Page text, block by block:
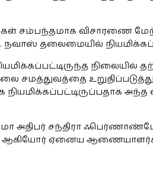
சம்பந்தமாக விசாரணை
நவாஸ் தலைமையில்
நிலையில்
சமத்துவத்தை
அந்த
அதிபர் சந்திரா
ஆகியோர் ஏனைய